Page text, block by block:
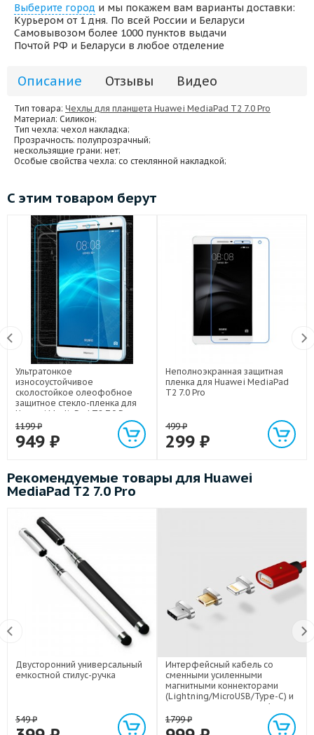
Выберите город и мы покажем вам варианты доставки:
Курьером от 1 дня. По всей России и Беларуси
Самовывозом более 1000 пунктов выдачи
Почтой РФ и Беларуси в любое отделение
Описание Отзывы Видео
Тип товара: Чехлы для планшета Huawei MediaPad T2 7.0 Pro
Материал: Силикон;
Тип чехла: чехол накладка;
Прозрачность: полупрозрачный;
нескользящие грани: нет;
Особые свойства чехла: со стеклянной накладкой;
С этим товаром берут
Ультратонкое
износоустойчивое
сколостойкое олеофобное
защитное стекло-пленка для
Huawei MediaPad T2 7.0 Pro
1199₽
949 ₽
Неполноэкранная защитная
пленка для Huawei MediaPad
T2 7.0 Pro
499₽
299 ₽
Рекомендуемые товары для Huawei
MediaPad T2 7.0 Pro
Двусторонний универсальный
емкостной стилус-ручка
549₽
Интерфейсный кабель со
сменными усиленными
магнитными коннекторами
(Lightning/MicroUSB/Type-C) и
световым индикатором 1м
1799₽